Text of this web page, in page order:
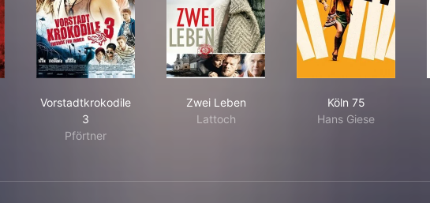
Vorstadtkrokodile
3
Pförtner
Zwei Leben
Lattoch
Köln 75
Hans Giese